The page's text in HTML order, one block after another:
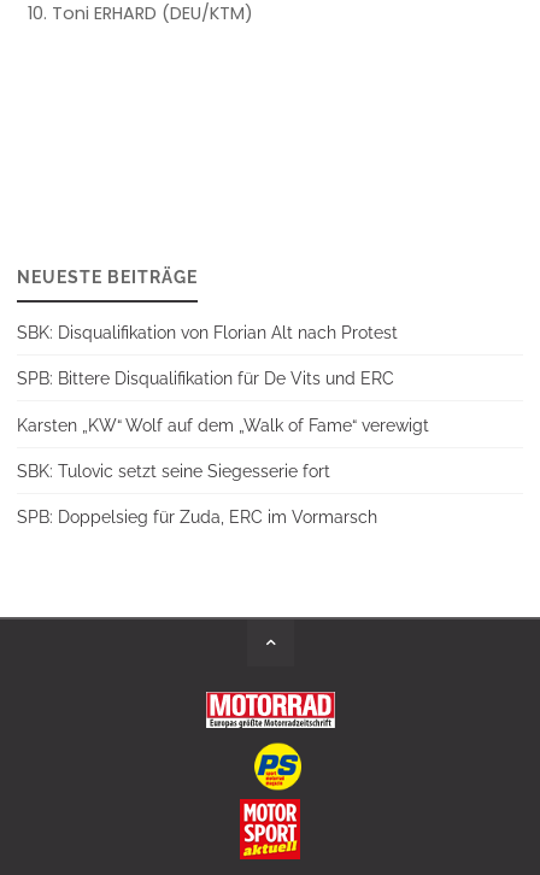
Toni ERHARD (DEU/KTM)
NEUESTE BEITRÄGE
SBK: Disqualifikation von Florian Alt nach Protest
SPB: Bittere Disqualifikation für De Vits und ERC
Karsten „KW“ Wolf auf dem „Walk of Fame“ verewigt
SBK: Tulovic setzt seine Siegesserie fort
SPB: Doppelsieg für Zuda, ERC im Vormarsch
Back